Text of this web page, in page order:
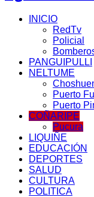
INICIO
RedTv
Policial
PANGUIPULLI
NELTUME
Puerto
Puerto
COÑARIPE
Pucura
LIQUIÑE
EDUCACIÓN
DEPORTES
SALUD
CULTURA
POLITICA